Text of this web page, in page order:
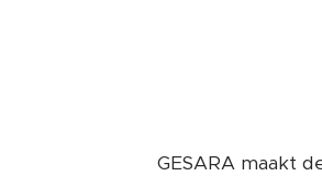
GESARA maakt